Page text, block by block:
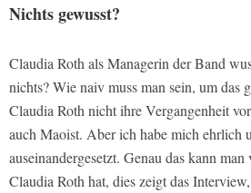
Nichts gewusst?
Claudia Roth als Managerin der Band
nichts? Wie naiv muss man sein, um das
Claudia Roth nicht ihre Vergangenheit
auch Maoist. Aber ich habe mich ehrlich
auseinandergesetzt. Genau das kann
Claudia Roth hat, dies zeigt das